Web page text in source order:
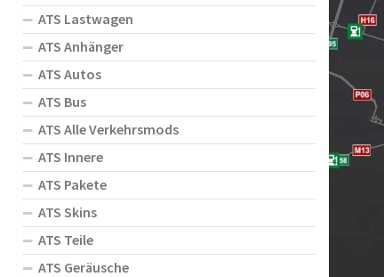
ATS Lastwagen
ATS Anhänger
ATS Autos
ATS Bus
ATS Alle Verkehrsmods
ATS Innere
ATS Pakete
ATS Skins
ATS Teile
ATS Geräusche